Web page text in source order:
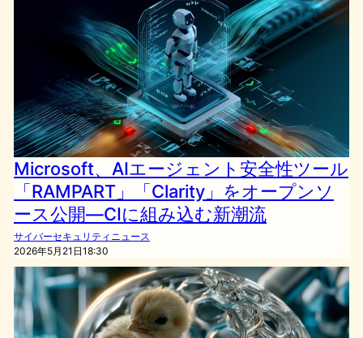
Microsoft、AIエージェント安全性ツール
「RAMPART」「Clarity」をオープンソ
ース公開—CIに組み込む新潮流
サイバーセキュリティニュース
2026年5月21日18:30